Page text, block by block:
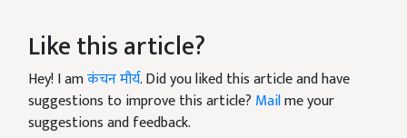
Like this article?
Hey! I amकंचन मौर्य. Did you liked this article and have
suggestions to improve this article? Mailme your
suggestions and feedback.